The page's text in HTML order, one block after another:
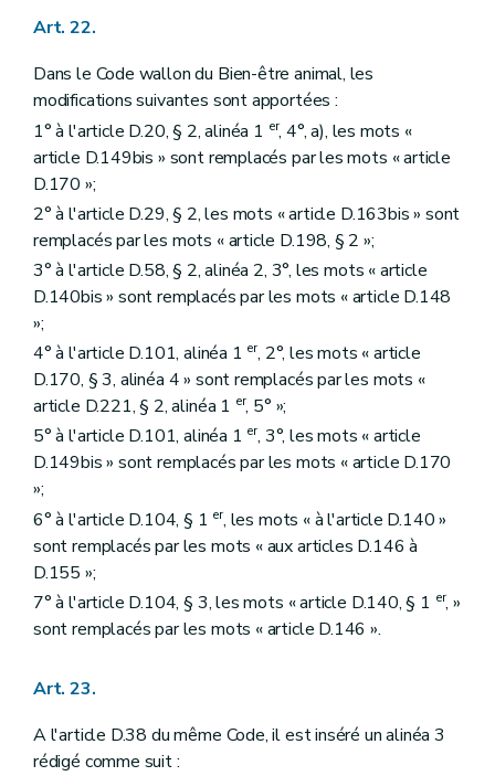
Art. 22.
Dans le Code wallon du Bien-être animal, les
modifications suivantes sont apportées :
1° à l'article D.20, § 2, alinéa 1 er, 4°, a), les mots «
article D.149bis » sont remplacés par les mots « article
D.170 »;
2° à l'article D.29, § 2, les mots « article D.163bis » sont
remplacés par les mots « article D.198, § 2 »;
3° à l'article D.58, § 2, alinéa 2, 3°, les mots « article
D.140bis » sont remplacés par les mots « article D.148
»;
4° à l'article D.101, alinéa 1 er, 2°, les mots « article
D.170, § 3, alinéa 4 » sont remplacés par les mots «
article D.221, § 2, alinéa 1 er, 5° »;
5° à l'article D.101, alinéa 1 er, 3°, les mots « article
D.149bis » sont remplacés par les mots « article D.170
»;
6° à l'article D.104, § 1 er, les mots « à l'article D.140 »
sont remplacés par les mots « aux articles D.146 à
D.155 »;
7° à l'article D.104, § 3, les mots « article D.140, § 1 er, »
sont remplacés par les mots « article D.146 ».
Art. 23.
A l'article D.38 du même Code, il est inséré un alinéa 3
rédigé comme suit :